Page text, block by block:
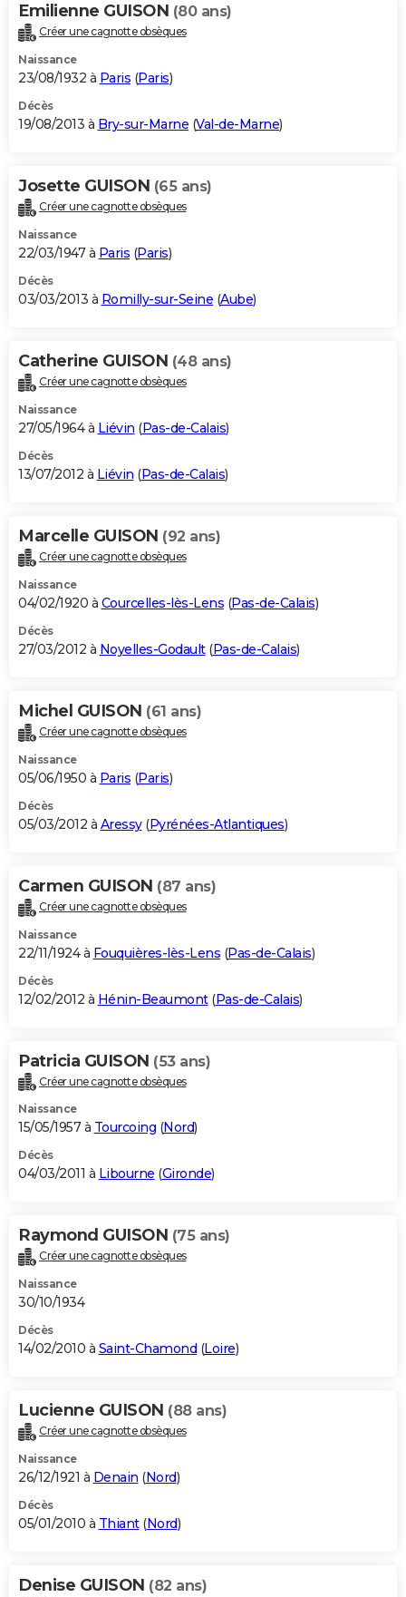
Emilienne GUISON (80 ans)
Créer une cagnotte obsèques
Naissance
23/08/1932 à Paris (Paris)
Décès
19/08/2013 à Bry-sur-Marne (Val-de-Marne)
Josette GUISON (65 ans)
Créer une cagnotte obsèques
Naissance
22/03/1947 à Paris (Paris)
Décès
03/03/2013 à Romilly-sur-Seine (Aube)
Catherine GUISON (48 ans)
Créer une cagnotte obsèques
Naissance
27/05/1964 à Liévin (Pas-de-Calais)
Décès
13/07/2012 à Liévin (Pas-de-Calais)
Marcelle GUISON (92 ans)
Créer une cagnotte obsèques
Naissance
04/02/1920 à Courcelles-lès-Lens (Pas-de-Calais)
Décès
27/03/2012 à Noyelles-Godault(Pas-de-Calais)
Michel GUISON (61 ans)
Créer une cagnotte obsèques
Naissance
05/06/1950 à Paris (Paris)
Décès
05/03/2012 à Aressy(Pyrénées-Atlantiques)
Carmen GUISON (87 ans)
Créer une cagnotte obsèques
Naissance
22/11/1924 à Fouquières-lès-Lens (Pas-de-Calais)
Décès
12/02/2012 à Hénin-Beaumont(Pas-de-Calais)
Patricia GUISON (53 ans)
Créer une cagnotte obsèques
Naissance
15/05/1957 à Tourcoing (Nord)
Décès
04/03/2011 à Libourne (Gironde)
Raymond GUISON (75 ans)
Créer une cagnotte obsèques
Naissance
30/10/1934
Décès
14/02/2010 à Saint-Chamond (Loire)
Lucienne GUISON (88 ans)
Créer une cagnotte obsèques
Naissance
26/12/1921 à Denain (Nord)
Décès
05/01/2010 à Thiant(Nord)
Denise GUISON (82 ans)